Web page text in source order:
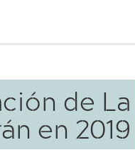
de La
en 2019